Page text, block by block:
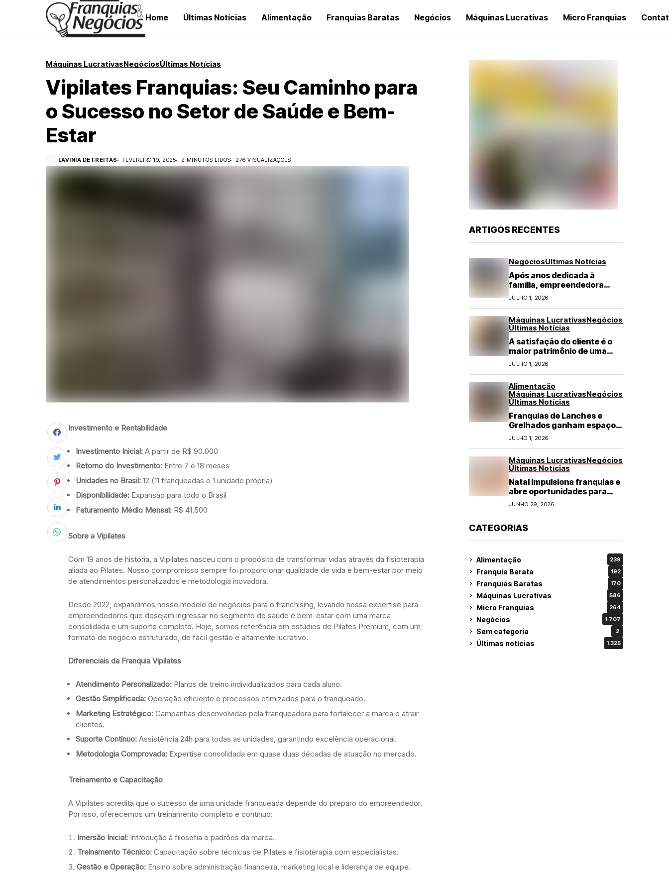
Home Últimas Notícias Alimentação Franquias Baratas Negócios Máquinas Lucrativas Micro Franquias
Máquinas LucrativasNegóciosÚltimas Notícias
Vipilates Franquias: Seu Caminho para
o Sucesso no Setor de Saúde e Bem-
Estar
LAVINIA DE FREITAS FEVEREIRO 19, 2025 2 MINUTOS LIDOS 276 VISUALIZAÇÕES
Investimento e Rentabilidade
Investimento Inicial: A partir de R$ 90.000
Retorno do Investimento: Entre 7 e 18 meses
Unidades no Brasil: 12 (11 franqueadas e 1 unidade própria)
Disponibilidade: Expansão para todo o Brasil
Faturamento Médio Mensal: R$ 41.500
Sobre a Vipilates
Com 19 anos de história, a Vipilates nasceu com o propósito de transformar vidas através da fisioterapia
aliada ao Pilates. Nosso compromisso sempre foi proporcionar qualidade de vida e bem-estar por meio
de atendimentos personalizados e metodologia inovadora.
Desde 2022, expandimos nosso modelo de negócios para o franchising, levando nossa expertise para
empreendedores que desejam ingressar no segmento de saúde e bem-estar com uma marca
consolidada e um suporte completo. Hoje, somos referência em estúdios de Pilates Premium, com um
formato de negócio estruturado, de fácil gestão e altamente lucrativo.
Diferenciais da Franquia Vipilates
Atendimento Personalizado: Planos de treino individualizados para cada aluno.
Gestão Simplificada: Operação eficiente e processos otimizados para o franqueado.
Marketing Estratégico: Campanhas desenvolvidas pela franqueadora para fortalecer a marca e atrair
clientes.
Suporte Contínuo: Assistência 24h para todas as unidades, garantindo excelência operacional.
Metodologia Comprovada: Expertise consolidada em quase duas décadas de atuação no mercado.
Treinamento e Capacitação
A Vipilates acredita que o sucesso de uma unidade franqueada depende do preparo do empreendedor.
Por isso, oferecemos um treinamento completo e contínuo:
Imersão Inicial: Introdução à filosofia e padrões da marca.
Treinamento Técnico: Capacitação sobre técnicas de Pilates e fisioterapia com especialistas.
Gestão e Operação: Ensino sobre administração financeira, marketing local e liderança de equipe.
ARTIGOS RECENTES
NegóciosÚltimas Notícias
Após anos dedicada à
família, empreendedora
transforma franquia de
turismo em negócio de
JULHO 1, 2026
Máquinas LucrativasNegócios
Últimas Notícias
A satisfação do cliente é o
maior patrimônio de uma
franquia
JULHO 1, 2026
Alimentação
Máquinas LucrativasNegócios
Últimas Notícias
Franquias de Lanches e
Grelhados ganham espaço
com demanda por refeições
rápidas e de qualidade
JULHO 1, 2026
Máquinas LucrativasNegócios
Últimas Notícias
Natal impulsiona franquias e
abre oportunidades para
diversos segmentos do
JUNHO 29, 2026
CATEGORIAS
Alimentação 239
Franquia Barata 192
Franquias Baratas 170
Máquinas Lucrativas 586
Micro Franquias 264
Negócios 1.707
Sem categoria 2
Últimas notícias 1.325